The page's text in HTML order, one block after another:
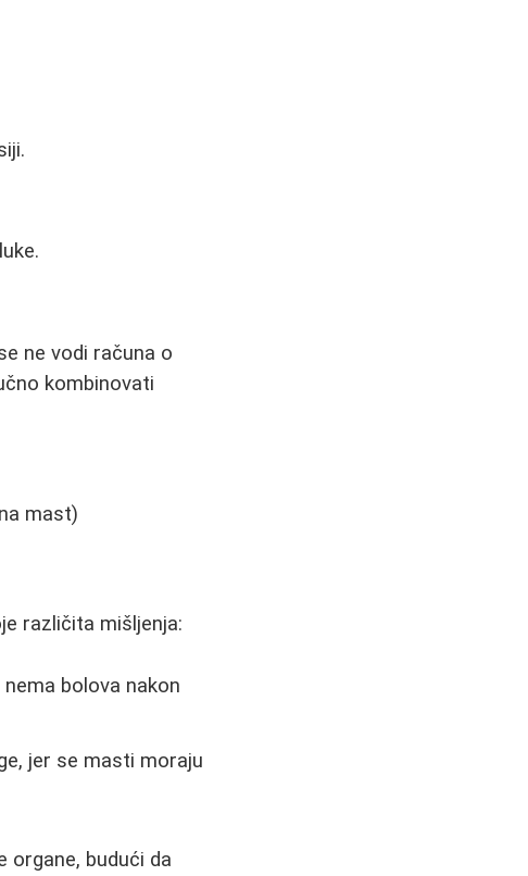
ne vodi računa o
kombinovati
mast)
različita mišljenja:
bolova nakon
jer se masti moraju
organe, budući da